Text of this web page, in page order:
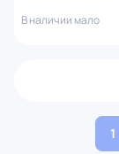
В наличии мало
1